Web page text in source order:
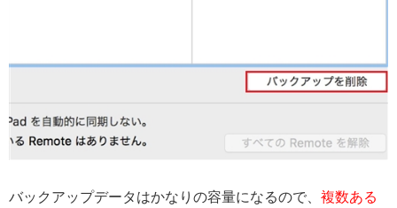
バックアップデータはかなりの容量になるので、 複数ある